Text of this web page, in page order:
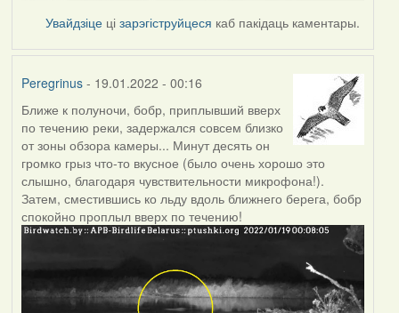
Увайдзіце цізарэгіструйцеся каб пакідаць каментары.
Peregrinus- 19.01.2022 - 00:16
Ближе к полуночи, бобр, приплывший вверх
по течению реки, задержался совсем близко
от зоны обзора камеры... Минут десять он
громко грыз что-то вкусное (было очень хорошо это
слышно, благодаря чувствительности микрофона!).
Затем, сместившись ко льду вдоль ближнего берега, бобр
спокойно проплыл вверх по течению!